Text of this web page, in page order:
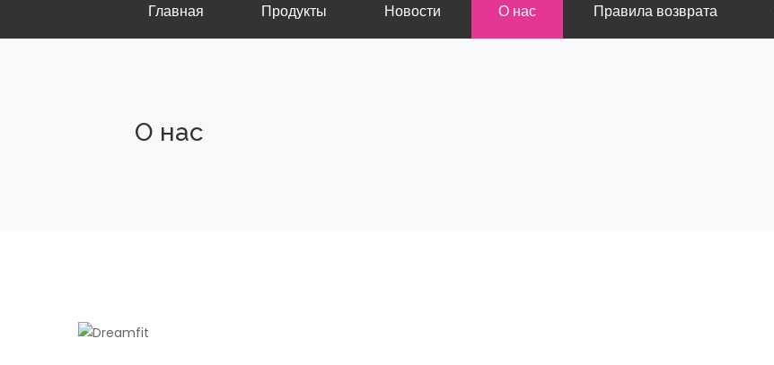
Главная Продукты Новости О нас Правила возврата
О нас